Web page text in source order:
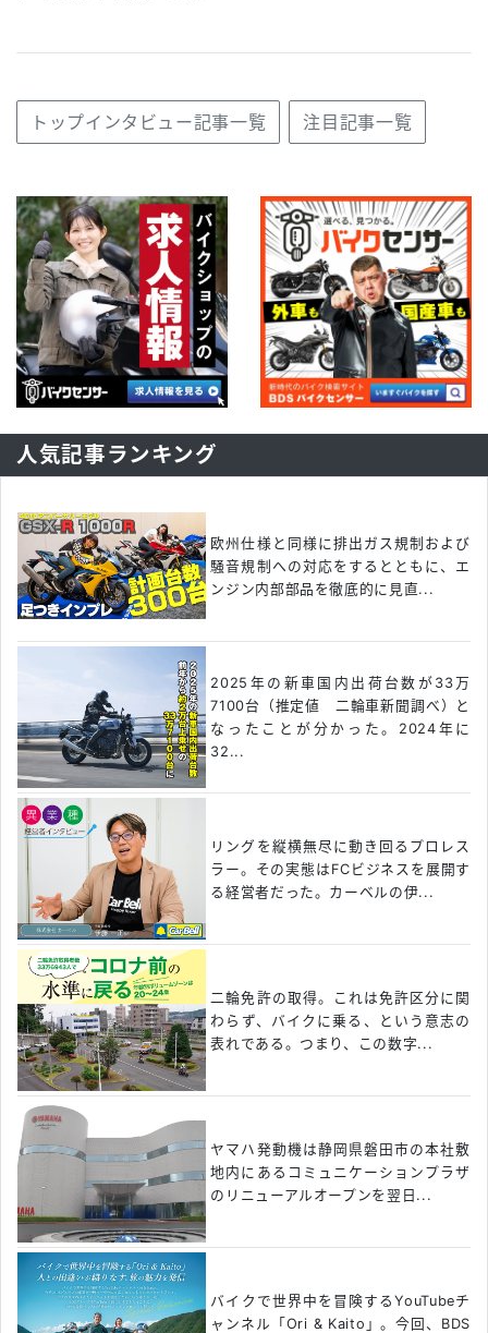
トップインタビュー記事一覧 注目記事一覧
人気記事ランキング
欧州仕様と同様に排出ガス規制および
騒音規制への対応をするとともに、エ
ンジン内部部品を徹底的に見直...
2025年の新車国内出荷台数が33万
7100台（推定値 二輪車新聞調べ）と
なったことが分かった。2024年に
32...
リングを縦横無尽に動き回るプロレス
ラー。その実態はFCビジネスを展開す
る経営者だった。カーベルの伊...
二輪免許の取得。これは免許区分に関
わらず、バイクに乗る、という意志の
表れである。つまり、この数字...
ヤマハ発動機は静岡県磐田市の本社敷
地内にあるコミュニケーションプラザ
のリニューアルオープンを翌日...
バイクで世界中を冒険するYouTubeチ
ャンネル「Ori & Kaito」。今回、BDS